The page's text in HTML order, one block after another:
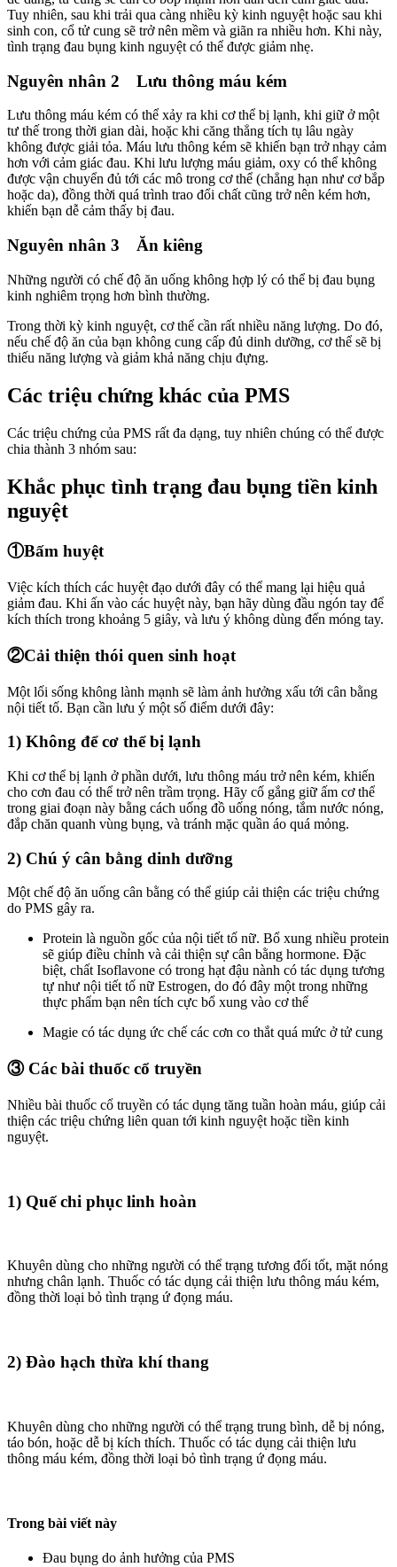
Tuy nhiên, sau khi trải qua càng nhiều kỳ kinh nguyệt hoặc sau khi
sinh con, cổ tử cung sẽ trở nên mềm và giãn ra nhiều hơn. Khi này,
tình trạng đau bụng kinh nguyệt có thể được giảm nhẹ.
Nguyên nhân 2 Lưu thông máu kém
Lưu thông máu kém có thể xảy ra khi cơ thể bị lạnh, khi giữ ở một
tư thế trong thời gian dài, hoặc khi căng thẳng tích tụ lâu ngày
không được giải tỏa. Máu lưu thông kém sẽ khiến bạn trở nhạy cảm
hơn với cảm giác đau. Khi lưu lượng máu giảm, oxy có thể không
được vận chuyển đủ tới các mô trong cơ thể (chẳng hạn như cơ bắp
hoặc da), đồng thời quá trình trao đổi chất cũng trở nên kém hơn,
khiến bạn dễ cảm thấy bị đau.
Nguyên nhân 3 Ăn kiêng
Những người có chế độ ăn uống không hợp lý có thể bị đau bụng
kinh nghiêm trọng hơn bình thường.
Trong thời kỳ kinh nguyệt, cơ thể cần rất nhiều năng lượng. Do đó,
nếu chế độ ăn của bạn không cung cấp đủ dinh dưỡng, cơ thể sẽ bị
thiếu năng lượng và giảm khả năng chịu đựng.
Các triệu chứng khác của PMS
Các triệu chứng của PMS rất đa dạng, tuy nhiên chúng có thể được
chia thành 3 nhóm sau:
Khắc phục tình trạng đau bụng tiền kinh
nguyệt
①Bấm huyệt
Việc kích thích các huyệt đạo dưới đây có thể mang lại hiệu quả
giảm đau. Khi ấn vào các huyệt này, bạn hãy dùng đầu ngón tay để
kích thích trong khoảng 5 giây, và lưu ý không dùng đến móng tay.
②Cải thiện thói quen sinh hoạt
Một lối sống không lành mạnh sẽ làm ảnh hưởng xấu tới cân bằng
nội tiết tố. Bạn cần lưu ý một số điểm dưới đây:
1) Không để cơ thể bị lạnh
Khi cơ thể bị lạnh ở phần dưới, lưu thông máu trở nên kém, khiến
cho cơn đau có thể trở nên trầm trọng. Hãy cố gắng giữ ấm cơ thể
trong giai đoạn này bằng cách uống đồ uống nóng, tắm nước nóng,
đắp chăn quanh vùng bụng, và tránh mặc quần áo quá mỏng.
2) Chú ý cân bằng dinh dưỡng
Một chế độ ăn uống cân bằng có thể giúp cải thiện các triệu chứng
do PMS gây ra.
Protein là nguồn gốc của nội tiết tố nữ. Bổ xung nhiều protein
sẽ giúp điều chỉnh và cải thiện sự cân bằng hormone. Đặc
biệt, chất Isoflavone có trong hạt đậu nành có tác dụng tương
tự như nội tiết tố nữ Estrogen, do đó đây một trong những
thực phẩm bạn nên tích cực bổ xung vào cơ thể
Magie có tác dụng ức chế các cơn co thắt quá mức ở tử cung
③ Các bài thuốc cổ truyền
Nhiều bài thuốc cổ truyền có tác dụng tăng tuần hoàn máu, giúp cải
thiện các triệu chứng liên quan tới kinh nguyệt hoặc tiền kinh
nguyệt.
1) Quế chi phục linh hoàn
Khuyên dùng cho những người có thể trạng tương đối tốt, mặt nóng
nhưng chân lạnh. Thuốc có tác dụng cải thiện lưu thông máu kém,
đồng thời loại bỏ tình trạng ứ đọng máu.
2) Đào hạch thừa khí thang
Khuyên dùng cho những người có thể trạng trung bình, dễ bị nóng,
táo bón, hoặc dễ bị kích thích. Thuốc có tác dụng cải thiện lưu
thông máu kém, đồng thời loại bỏ tình trạng ứ đọng máu.
Trong bài viết này
Đau bụng do ảnh hưởng của PMS